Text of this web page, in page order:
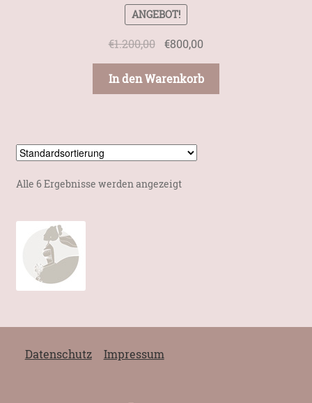
ANGEBOT!
€1.200,00
Ursprünglicher
Preis
war:
€1.200,00
€800,00Aktueller
Preis
ist:
€800,00.
In den Warenkorb
Alle 6 Ergebnisse werden angezeigt
Datenschutz Impressum